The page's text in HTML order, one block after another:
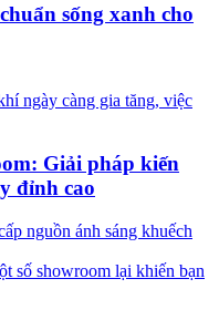
sống xanh cho
ngày càng gia tăng, việc
Giải pháp kiến
đỉnh cao
số showroom lại khiến bạn